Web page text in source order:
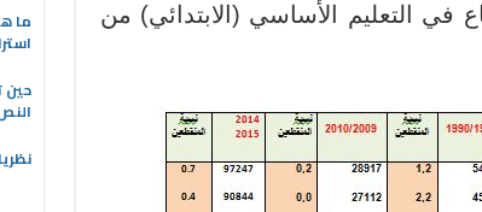
في التعليم الأساسي (الابتدائي) من
ما
حين